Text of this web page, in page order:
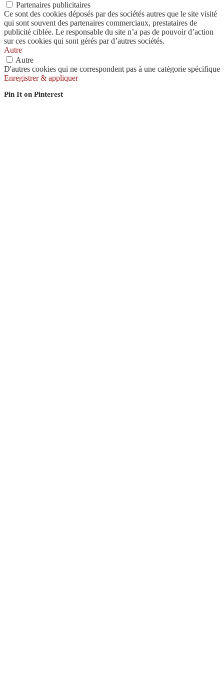
Partenaires publicitaires
Ce sont des cookies déposés par des sociétés autres que le site visité
qui sont souvent des partenaires commerciaux, prestataires de
publicité ciblée. Le responsable du site n’a pas de pouvoir d’action
sur ces cookies qui sont gérés par d’autres sociétés.
Autre
Autre
D'autres cookies qui ne correspondent pas à une catégorie spécifique
Enregistrer & appliquer
Pin It on Pinterest